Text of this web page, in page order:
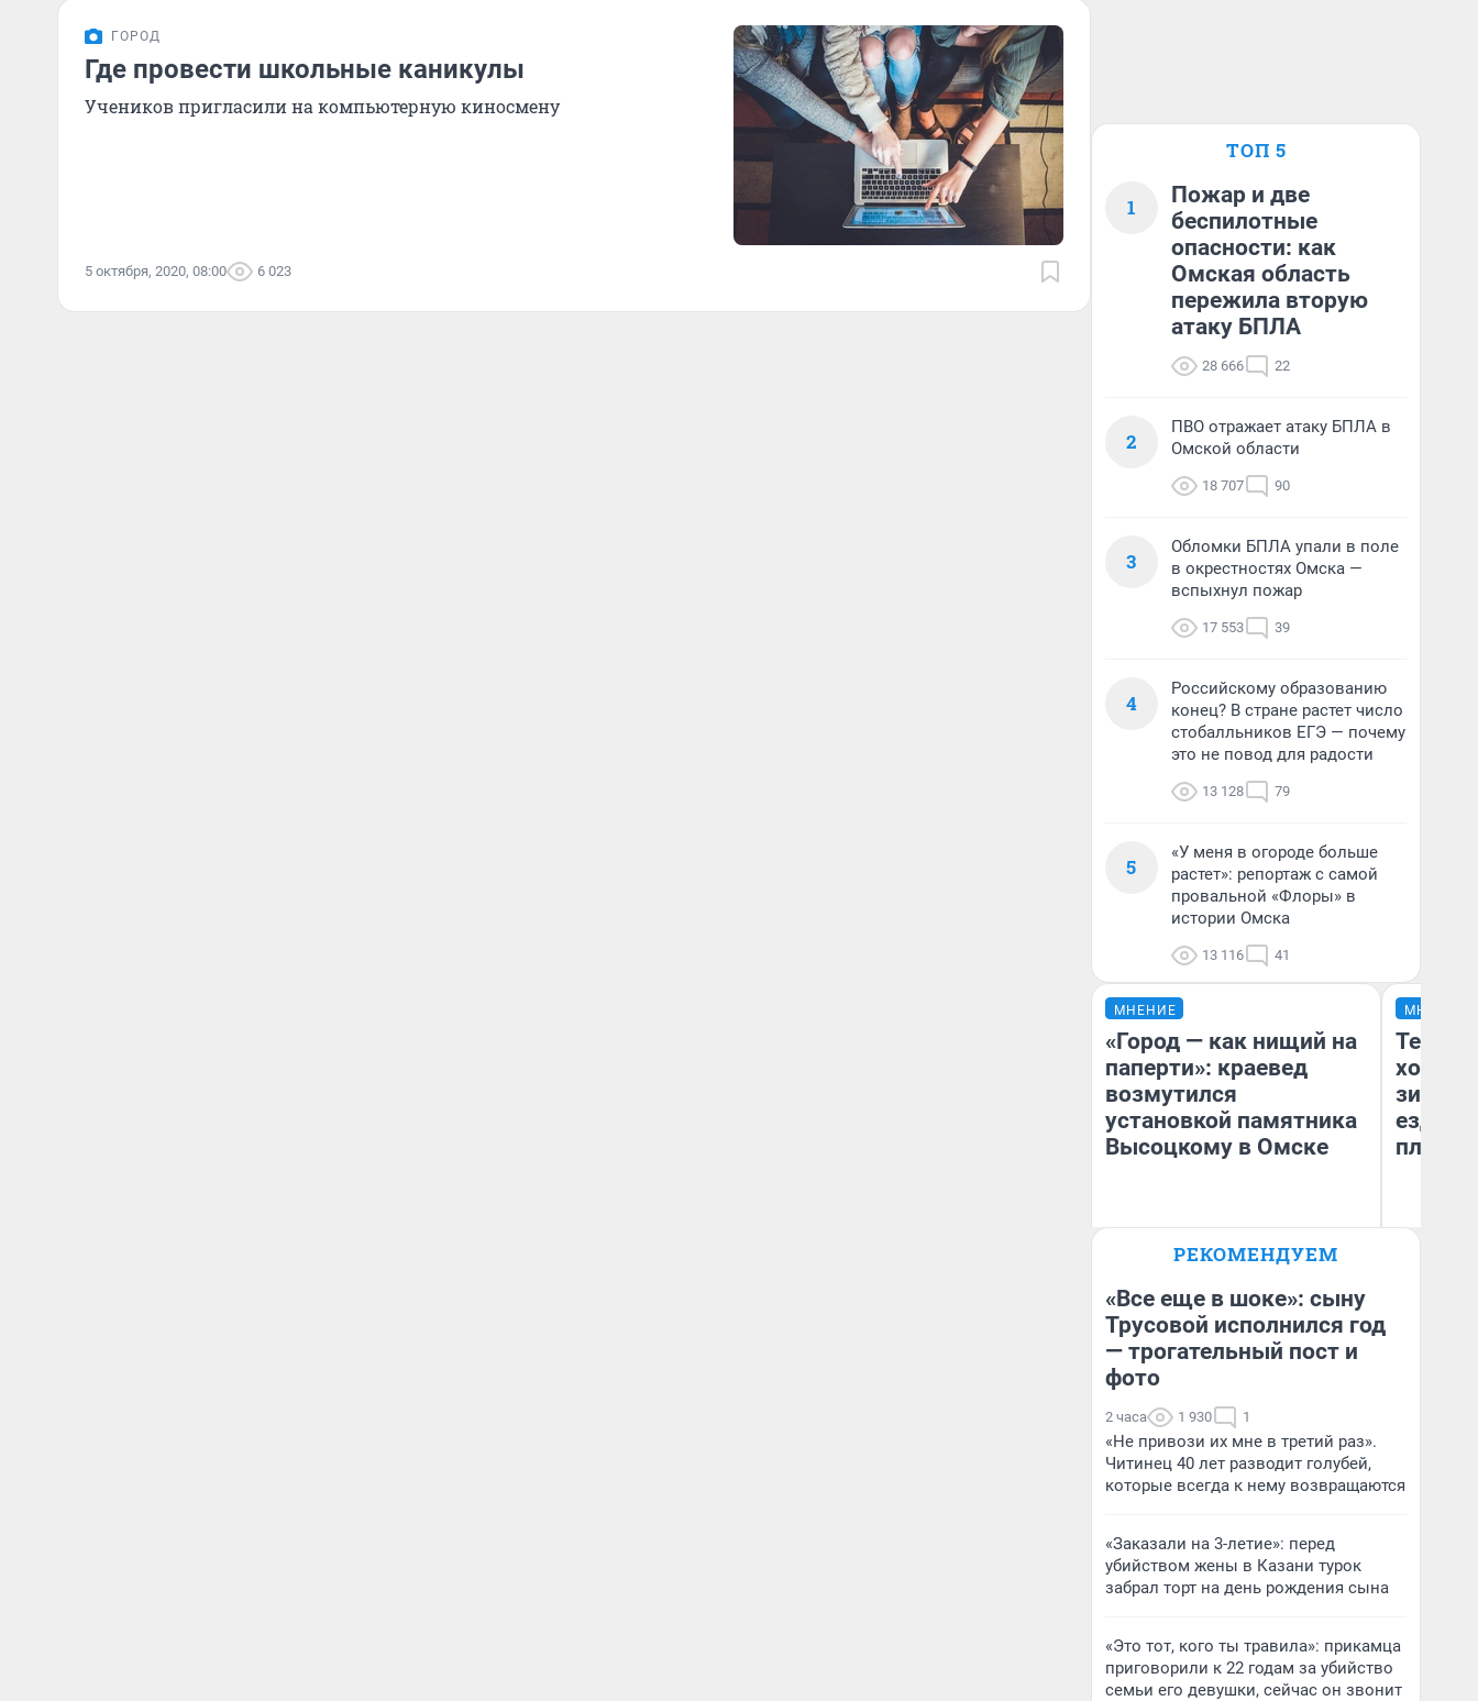
ГОРОД
Где провести школьные каникулы
Учеников пригласили на компьютерную киносмену
5 октября, 2020, 08:00 6 023
ТОП 5
1
Пожар и две
беспилотные
опасности: как
Омская область
пережила вторую
атаку БПЛА
28 666 22
2
ПВО отражает атаку БПЛА в
Омской области
18 707 90
3
Обломки БПЛА упали в поле
в окрестностях Омска —
вспыхнул пожар
17 553 39
4
Российскому образованию
конец? В стране растет число
стобалльников ЕГЭ — почему
это не повод для радости
13 128 79
5
«У меня в огороде больше
растет»: репортаж с самой
провальной «Флоры» в
истории Омска
13 116 41
МНЕНИЕ
«Город — как нищий на
паперти»: краевед
возмутился
установкой памятника
Высоцкому в Омске
Игорь Коновалов
МНЕНИЕ
Тепло
зимой.
ездит
плюсы
РЕКОМЕНДУЕМ
«Все еще в шоке»: сыну
Трусовой исполнился год
— трогательный пост и
фото
2 часа 1 930 1
«Не привози их мне в третий раз».
Читинец 40 лет разводит голубей,
которые всегда к нему возвращаются
«Заказали на 3-летие»: перед
убийством жены в Казани турок
забрал торт на день рождения сына
«Это тот, кого ты травила»: прикамца
приговорили к 22 годам за убийство
семьи его девушки, сейчас он звонит